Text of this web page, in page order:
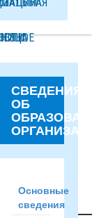
СВЕДЕНИЯ
ОБ
Основные
сведения